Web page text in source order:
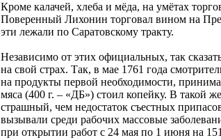
Кроме калачей, хлеба и мёда, на умётах
Поверенный Лихонин торговал вином на
эти лежали по Саратовскому тракту.
Независимо от этих официальных, так
на свой страх. Так, в мае 1761 года
на продукты первой необходимости,
мяса (400 г. – «ДБ») стоил копейку. В такой
страшный, чем недостаток съестных
вызывали среди рабочих массовые
при открытии работ с 24 мая по 1 июня на